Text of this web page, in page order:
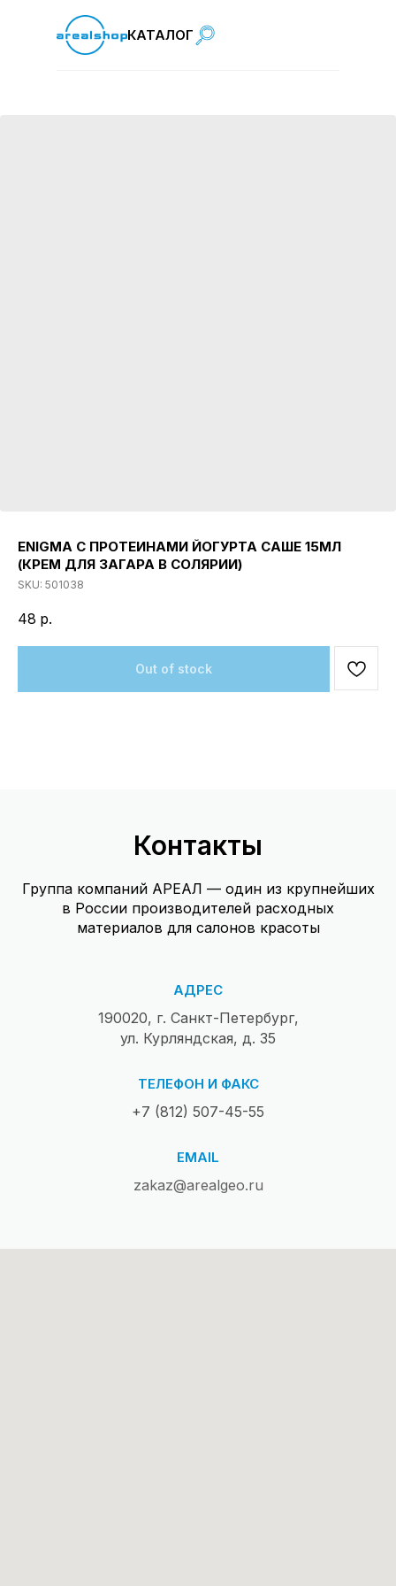
КАТАЛОГ
ENIGMA С ПРОТЕИНАМИ ЙОГУРТА САШЕ 15МЛ
(КРЕМ ДЛЯ ЗАГАРА В СОЛЯРИИ)
SKU: 501038
48 р.
Out of stock
Контакты
Группа компаний АРЕАЛ — один из крупнейших
в России производителей расходных
материалов для салонов красоты
АДРЕС
190020, г. Санкт-Петербург,
ул. Курляндская, д. 35
ТЕЛЕФОН И ФАКС
+7 (812) 507-45-55
EMAIL
zakaz@arealgeo.ru